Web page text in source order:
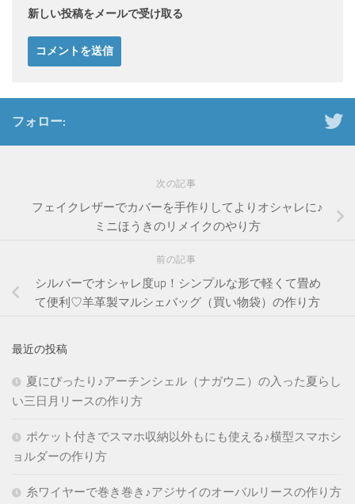
新しい投稿をメールで受け取る
フォロー:
次の記事
フェイクレザーでカバーを手作りしてよりオシャレに♪
ミニほうきのリメイクのやり方
前の記事
シルバーでオシャレ度up！シンプルな形で軽くて畳め
て便利♡羊革製マルシェバッグ（買い物袋）の作り方
最近の投稿
夏にぴったり♪アーチンシェル（ナガウニ）の入った夏らし
い三日月リースの作り方
ポケット付きでスマホ収納以外もにも使える♪横型スマホシ
ョルダーの作り方
糸ワイヤーで巻き巻き♪アジサイのオーバルリースの作り方